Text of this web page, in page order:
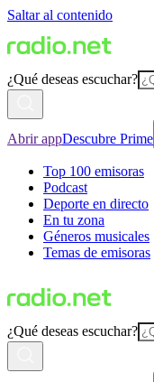
Saltar al contenido
¿Qué deseas escuchar?
Abrir appDescubre Prime
Top 100 emisoras
Podcast
Deporte en directo
En tu zona
Géneros musicales
Temas de emisoras
¿Qué deseas escuchar?